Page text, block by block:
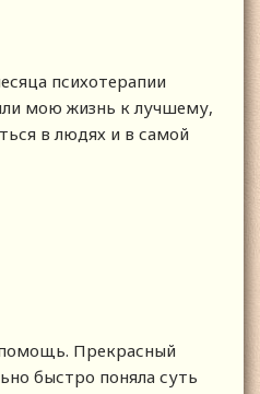
психотерапии
мою жизнь к лучшему,
в людях и в самой
Прекрасный
быстро поняла суть